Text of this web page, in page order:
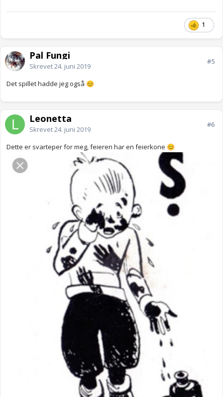
1
Pal Fungi
Skrevet24. juni 2019
#5
Det spillet hadde jeg også 😊
Leonetta
Skrevet24. juni 2019
#6
Dette er svarteper for meg, feieren har en feierkone 😊